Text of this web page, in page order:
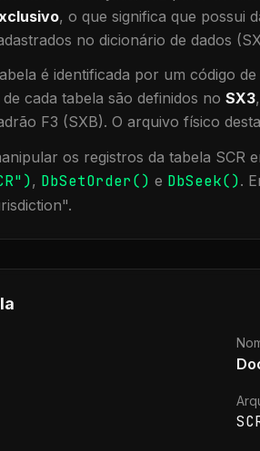
, o que significa que possui
no dicionário de dados
é identificada por um código
cada tabela são definidos no SX3
F3 (SXB). O arquivo físico
os registros da tabela SCR
"), DbSetOrder() e DbSeek().
".